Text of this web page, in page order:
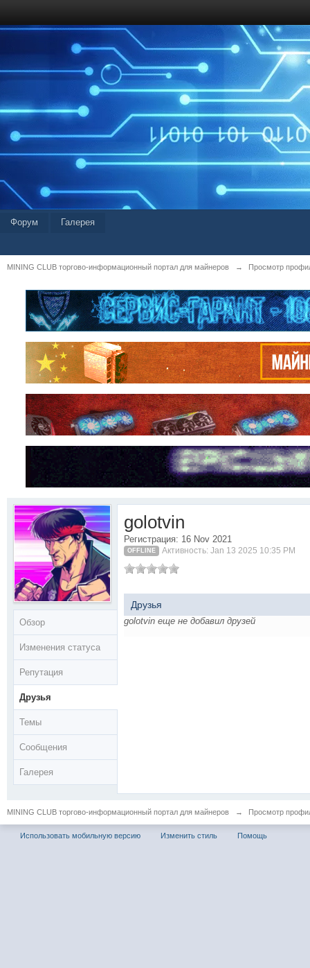
Форум Галерея
MINING CLUB торгово-информационный портал для майнеров → Просмотр
Обзор
Изменения статуса
Репутация
Друзья
Темы
Сообщения
Галерея
golotvin
Регистрация: 16 Nov 2021
OFFLINE Активность: Jan 13 2025 10:35 PM
Друзья
golotvin еще не добавил друзей
MINING CLUB торгово-информационный портал для майнеров → Просмотр
Использовать мобильную версию Изменить стиль Помощь